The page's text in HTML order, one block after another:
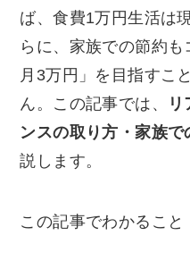
ば、食費1万円生活は
らに、家族での節約
月3万円」を目指すこ
ん。この記事では、
ンスの取り方・家族で
説します。
この記事でわかること